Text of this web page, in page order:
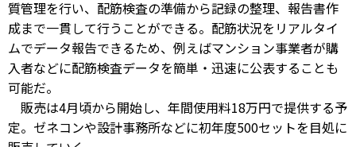
質管理を行い、配筋検査の準備から記録の整理、報告書作
成まで一貫して行うことができる。配筋状況をリアルタイ
ムでデータ報告できるため、例えばマンション事業者が購
入者などに配筋検査データを簡単・迅速に公表することも
可能だ。
販売は4月頃から開始し、年間使用料18万円で提供する予
定。ゼネコンや設計事務所などに初年度500セットを目処に